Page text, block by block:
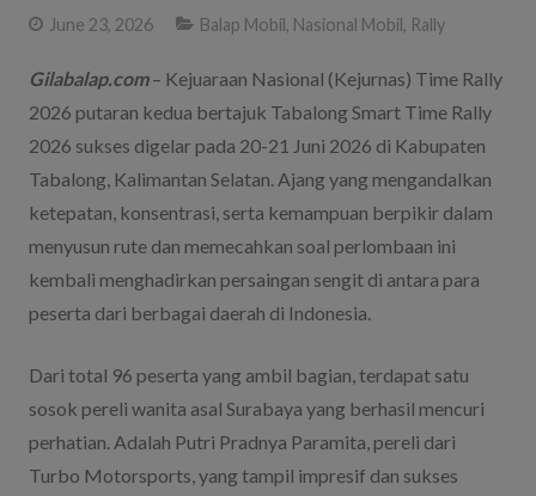
June 23, 2026 Balap Mobil, Nasional Mobil, Rally
Gilabalap.com– Kejuaraan Nasional (Kejurnas) Time Rally
2026 putaran kedua bertajuk Tabalong Smart Time Rally
2026 sukses digelar pada 20-21 Juni 2026 di Kabupaten
Tabalong, Kalimantan Selatan. Ajang yang mengandalkan
ketepatan, konsentrasi, serta kemampuan berpikir dalam
menyusun rute dan memecahkan soal perlombaan ini
kembali menghadirkan persaingan sengit di antara para
peserta dari berbagai daerah di Indonesia.
Dari total 96 peserta yang ambil bagian, terdapat satu
sosok pereli wanita asal Surabaya yang berhasil mencuri
perhatian. Adalah Putri Pradnya Paramita, pereli dari
Turbo Motorsports, yang tampil impresif dan sukses